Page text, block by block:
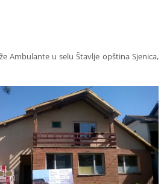
Ambulante u selu Štavlje opština Sjenica,